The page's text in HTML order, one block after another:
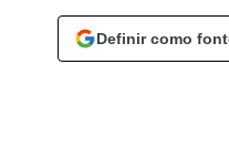
Definir como